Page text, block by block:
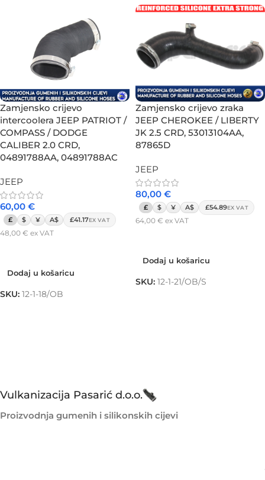
Zamjensko crijevo
intercoolera JEEP PATRIOT /
COMPASS / DODGE
CALIBER 2.0 CRD,
04891788AA, 04891788AC
JEEP
60,00 €
£ $ ¥ A$ £41.17EX VAT
48,00 € ex VAT
Dodaj u košaricu
SKU: 12-1-18/OB
Zamjensko crijevo zraka
JEEP CHEROKEE / LIBERTY
JK 2.5 CRD, 53013104AA,
87865D
JEEP
80,00 €
£ $ ¥ A$ £54.89EX VAT
64,00 € ex VAT
Dodaj u košaricu
SKU: 12-1-21/OB/S
Vulkanizacija Pasarić d.o.o.
Proizvodnja gumenih i silikonskih cijevi